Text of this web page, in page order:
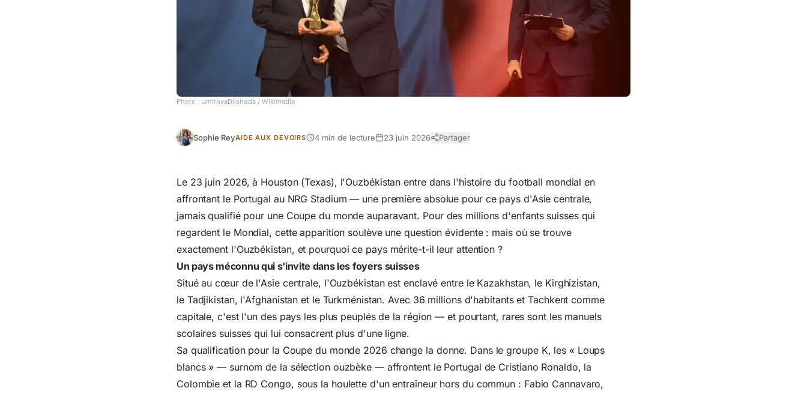
Photo : UmirovaDilshoda / Wikimedia
Sophie ReyAIDE AUX DEVOIRS 4 min de lecture 23 juin 2026 Partager
Le 23 juin 2026, à Houston (Texas), l'Ouzbékistan entre dans l'histoire du football mondial en
affrontant le Portugal au NRG Stadium — une première absolue pour ce pays d'Asie centrale,
jamais qualifié pour une Coupe du monde auparavant. Pour des millions d'enfants suisses qui
regardent le Mondial, cette apparition soulève une question évidente : mais où se trouve
exactement l'Ouzbékistan, et pourquoi ce pays mérite-t-il leur attention ?
Un pays méconnu qui s'invite dans les foyers suisses
Situé au cœur de l'Asie centrale, l'Ouzbékistan est enclavé entre le Kazakhstan, le Kirghizistan,
le Tadjikistan, l'Afghanistan et le Turkménistan. Avec 36 millions d'habitants et Tachkent comme
capitale, c'est l'un des pays les plus peuplés de la région — et pourtant, rares sont les manuels
scolaires suisses qui lui consacrent plus d'une ligne.
Sa qualification pour la Coupe du monde 2026 change la donne. Dans le groupe K, les « Loups
blancs » — surnom de la sélection ouzbèke — affrontent le Portugal de Cristiano Ronaldo, la
Colombie et la RD Congo, sous la houlette d'un entraîneur hors du commun : Fabio Cannavaro,